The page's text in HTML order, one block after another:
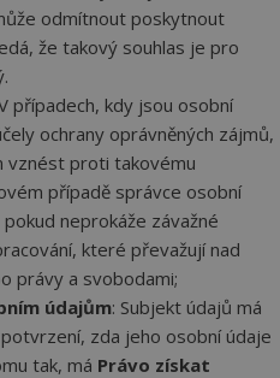
odmítnout poskytnout
že takový souhlas je pro
případech, kdy jsou osobní
ochrany oprávněných zájmů,
vznést proti takovému
případě správce osobní
neprokáže závažné
které převažují nad
právy a svobodami;
údajům: Subjekt údajů má
zda jeho osobní údaje
tak, má Právo získat
CookieScript
www.cerpadla-
ivt.cz
4 týdny 2
dny
.cerpadla-ivt.cz
4 týdny 2
dny
se